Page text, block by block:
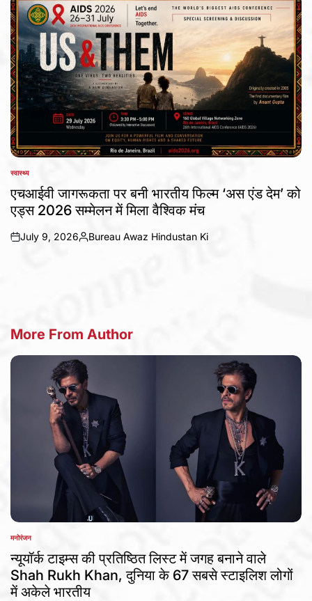
POSTED
स्वास्थ्य
एचआईवी जागरूकता पर बनी भारतीय फिल्म ‘अस एंड देम’ को
एड्स 2026 सम्मेलन में मिला वैश्विक मंच
on
July 9, 2026
Posted
Bureau Awaz Hindustan Ki
More From Author
POSTED
मनोरंजन
न्यूयॉर्क टाइम्स की प्रतिष्ठित लिस्ट में जगह बनाने वाले
Shah Rukh Khan, दुनिया के 67 सबसे स्टाइलिश लोगों
में अकेले भारतीय